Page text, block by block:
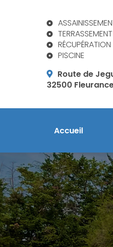
PISCINE
Route de
32500
Accueil